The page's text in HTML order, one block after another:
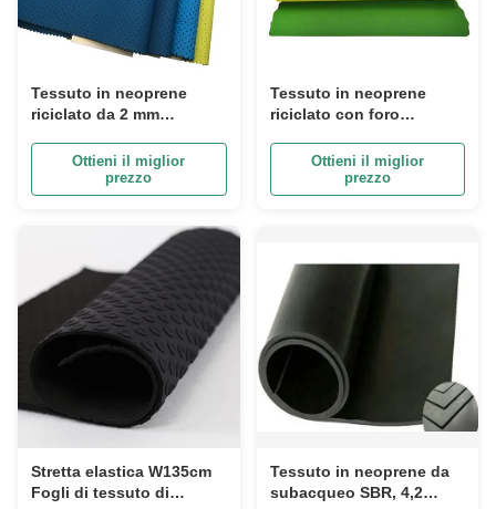
Tessuto in neoprene
riciclato da 2 mm
mimetico adesivo
Ottieni il miglior
prezzo
Tessuto in neoprene
riciclato con foro
mute da sub
Ottieni il miglior
prezzo
Stretta elastica W135cm
Fogli di tessuto di
Tessuto in neoprene da
subacqueo SBR, 4,2